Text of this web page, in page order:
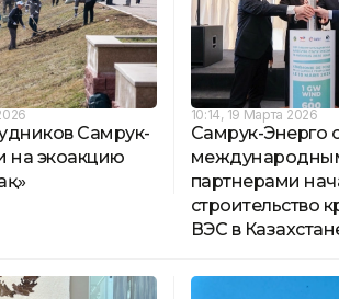
Самрук-
на экоакцию
10:14, 19 Марта 2026
Самрук-Энерго
партнерами
строительство
ВЭС в